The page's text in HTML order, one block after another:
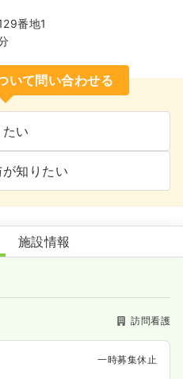
番地1
いて問い合わせる
い
知りたい
ステーション
施設情報
訪問看護
一時募集休止